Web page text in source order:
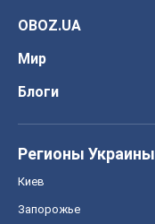
OBOZ.UA
Мир
Блоги
Регионы Украины
Киев
Запорожье